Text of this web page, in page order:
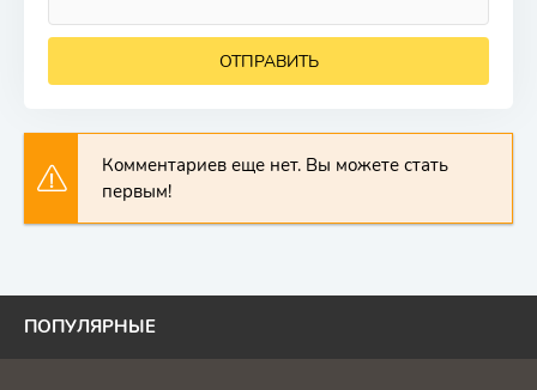
ОТПРАВИТЬ
Комментариев еще нет. Вы можете стать
первым!
ПОПУЛЯРНЫЕ